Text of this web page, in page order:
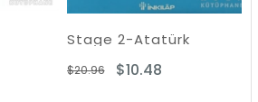
Stage 2-Atatürk
$10.48
$20.96